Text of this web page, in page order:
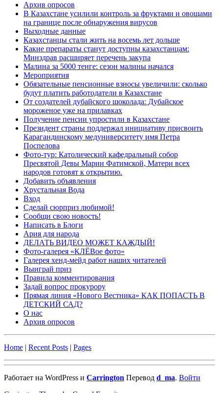
Архив опросов
В Казахстане усилили контроль за фруктами и овощами
на границе после обнаружения вирусов
Выходные данные
Казахстанцы стали жить на восемь лет дольше
Какие препараты станут доступны казахстанцам:
Минздрав расширяет перечень закупа
Малина за 5000 тенге: сезон малины начался
Мероприятия
Обязательные пенсионные взносы увеличили: сколько
будут платить работодатели в Казахстане
От создателей дубайского шоколада: Дубайское
мороженое уже на прилавках
Получение пенсии упростили в Казахстане
Президент страны поддержал инициативу присвоить
Карагандинскому медуниверситету имя Петра
Поспелова
Фото-тур: Католический кафедральный собор
Пресвятой Девы Марии Фатимской, Матери всех
народов готовят к открытию.
Добавить объявления
Хрустальная Вода
Вход
Сделай сюрприз любимой!
Сообщи свою новость!
Написать в Блоги
Ария для народа
ДЕЛАТЬ ВИДЕО МОЖЕТ КАЖДЫЙ!
Фото-галерея «КЛЁВое фото»
Галерея хенд-мейд работ наших читателей
Выиграй приз
Правила комментирования
Задай вопрос прокурору
Прямая линия «Нового Вестника» КАК ПОПАСТЬ В
ДЕТСКИЙ САД?
О нас
Архив опросов
Home | Recent Posts | Pages
Работает на WordPress и Carrington Перевод d_ma. Войти